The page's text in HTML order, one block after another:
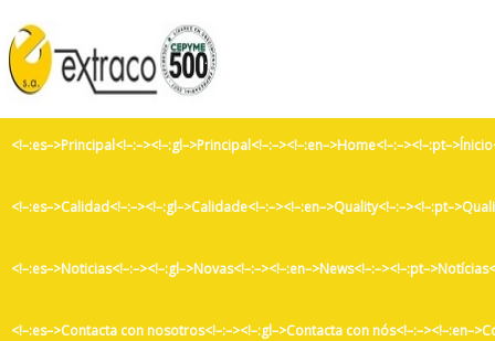
<!–:es–>Contacta con nosotros<!–:–><!–:gl–>Contacta con